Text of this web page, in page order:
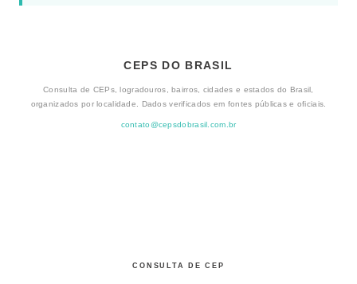
CEPS DO BRASIL
Consulta de CEPs, logradouros, bairros, cidades e estados do Brasil,
organizados por localidade. Dados verificados em fontes públicas e oficiais.
contato@cepsdobrasil.com.br
CONSULTA DE CEP